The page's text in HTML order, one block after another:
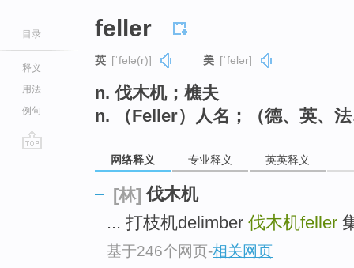
目录
释义
用法
例句
feller
英 [ˈfelə(r)] 美 [ˈfelər]
n. 伐木机；樵夫
n. （Feller）人名；（德、英、
网络释义 专业释义 英英释义
[林] 伐木机
... 打枝机delimber 伐木机feller
基于246个网页-相关网页